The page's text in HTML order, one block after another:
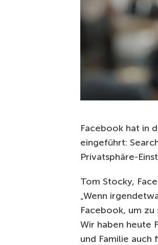
Facebook hat in
eingeführt:
Privatsphäre-
Tom Stocky,
„Wenn
Facebook, um
Wir haben heute
und Familie auch